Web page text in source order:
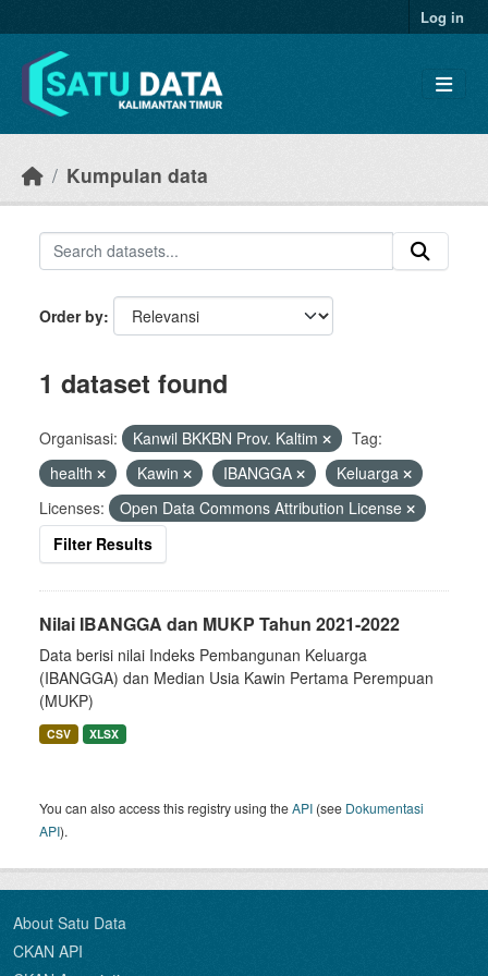
Log in
Kumpulan data
Order by
1 dataset found
Organisasi: Kanwil BKKBN Prov. Kaltim
Tag:
health
Kawin IBANGGA
Keluarga
Licenses:
Open Data Commons Attribution License
Filter Results
Nilai IBANGGA dan MUKP Tahun 2021-2022
Data berisi nilai Indeks Pembangunan Keluarga
(IBANGGA) dan Median Usia Kawin Pertama Perempuan
(MUKP)
CSV XLSX
You can also access this registry using theAPI (see Dokumentasi
API).
About Satu Data
CKAN API